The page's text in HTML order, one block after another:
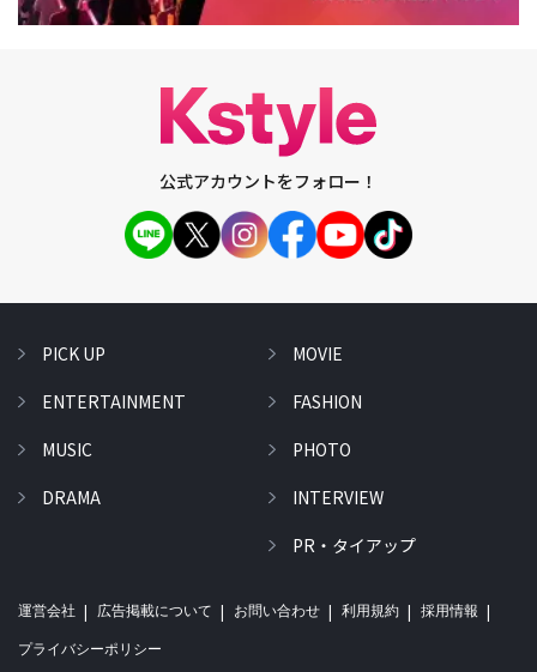
公式アカウントをフォロー！
PICK UP
ENTERTAINMENT
MUSIC
DRAMA
MOVIE
FASHION
PHOTO
INTERVIEW
PR・タイアップ
運営会社 広告掲載について お問い合わせ 利用規約 採用情報
プライバシーポリシー